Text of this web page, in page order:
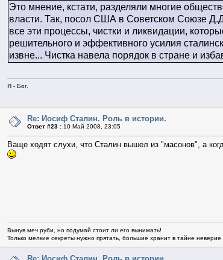
Это мнение, кстати, разделяли многие
власти. Так, посол США в Советском Союзе
все эти процессы, чистки и ликвидации,
решительного и эффективного усилия
извне... Чистка навела порядок в стране и
Я - Бог.
Re: Иосиф Сталин. Роль в истории.
Ответ #23 : 10 Май 2008, 23:05
Ваще ходят слухи, что Сталин вышел из "масонов", а
Вынув меч руби, но подумай стоит ли его вынимать!
Только мелкие секреты нужно прятать, большие хранит в тайне неверие